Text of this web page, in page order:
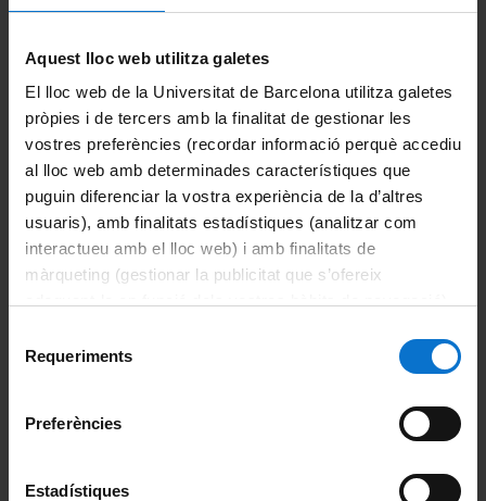
Aquest lloc web utilitza galetes
El lloc web de la Universitat de Barcelona utilitza galetes
pròpies i de tercers amb la finalitat de gestionar les
vostres preferències (recordar informació perquè accediu
al lloc web amb determinades característiques que
puguin diferenciar la vostra experiència de la d’altres
usuaris), amb finalitats estadístiques (analitzar com
interactueu amb el lloc web) i amb finalitats de
màrqueting (gestionar la publicitat que s’ofereix
consultar laPolítica de galetes del lloc web de la
Requeriments
Preferències
Estadístiques
La Facultat
Coneix la facultat
Organització i estructura
Sistema de qualitat
Acte de graduació
Actualitat
Notícies
Alumni UB